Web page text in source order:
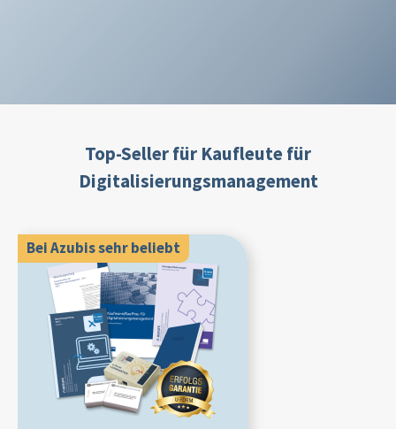
Top-Seller für Kaufleute für
Digitalisierungsmanagement
Bei Azubis sehr beliebt